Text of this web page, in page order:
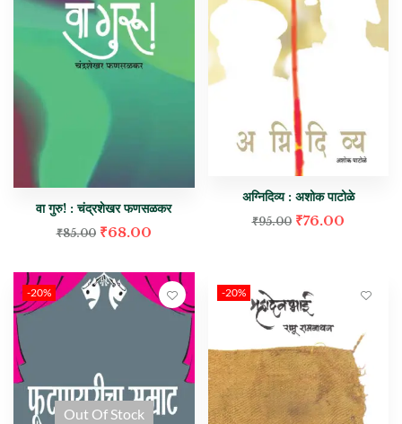
वा गुरु! : चंद्रशेखर फणसळकर
₹85.00 ₹68.00
अग्निदिव्य : अशोक पाटोळे
₹95.00 ₹76.00
-20%
Out Of Stock
-20%